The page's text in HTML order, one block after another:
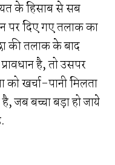
के हिसाब से सब
पर दिए गए तलाक का
की तलाक के बाद
है, तो उसपर
खर्चा-पानी मिलता
जब बच्चा बड़ा हो जाये